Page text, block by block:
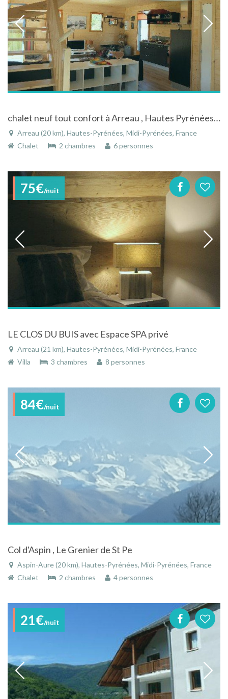
chalet neuf tout confort à Arreau , Hautes Pyrénées 4 à 6 personnes
Arreau (20 km), Hautes-Pyrénées, Midi-Pyrénées, France
Chalet
2 chambres 6 personnes
75€/nuit
LE CLOS DU BUIS avec Espace SPA privé
Arreau (21 km), Hautes-Pyrénées, Midi-Pyrénées, France
Villa
3 chambres 8 personnes
84€/nuit
Col d'Aspin , Le Grenier de St Pe
Aspin-Aure (20 km), Hautes-Pyrénées, Midi-Pyrénées, France
Chalet
2 chambres 4 personnes
21€/nuit